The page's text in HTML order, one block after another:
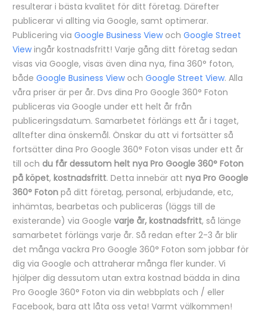
resulterar i bästa kvalitet för ditt företag. Därefter
publicerar vi allting via Google, samt optimerar.
Publicering via Google Business Viewoch Google Street
Viewingår kostnadsfritt! Varje gång ditt företag sedan
visas via Google, visas även dina nya, fina 360° foton,
både Google Business Viewoch Google Street View. Alla
våra priser är per år. Dvs dina Pro Google 360° Foton
publiceras via Google under ett helt år från
publiceringsdatum. Samarbetet förlängs ett år i taget,
alltefter dina önskemål. Önskar du att vi fortsätter så
fortsätter dina Pro Google 360° Foton visas under ett år
till och du får dessutom helt nya Pro Google 360° Foton
på köpet, kostnadsfritt. Detta innebär att nya Pro Google
360° Foton på ditt företag, personal, erbjudande, etc,
inhämtas, bearbetas och publiceras (läggs till de
existerande) via Google varje år, kostnadsfritt, så länge
samarbetet förlängs varje år. Så redan efter 2-3 år blir
det många vackra Pro Google 360° Foton som jobbar för
dig via Google och attraherar många fler kunder. Vi
hjälper dig dessutom utan extra kostnad bädda in dina
Pro Google 360° Foton via din webbplats och / eller
Facebook, bara att låta oss veta! Varmt välkommen!